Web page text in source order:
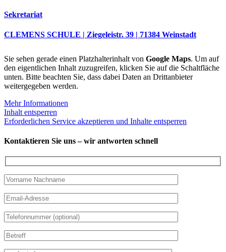
Sekretariat
CLEMENS SCHULE | Ziegeleistr. 39 | 71384 Weinstadt
Sie sehen gerade einen Platzhalterinhalt von Google Maps. Um auf
den eigentlichen Inhalt zuzugreifen, klicken Sie auf die Schaltfläche
unten. Bitte beachten Sie, dass dabei Daten an Drittanbieter
weitergegeben werden.
Mehr Informationen
Inhalt entsperren
Erforderlichen Service akzeptieren und Inhalte entsperren
Kontaktieren Sie uns – wir antworten schnell